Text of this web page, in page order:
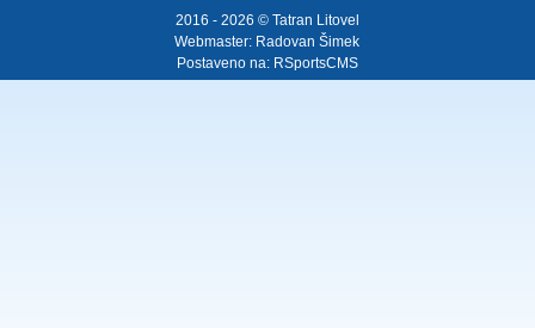
2016 - 2026 © Tatran Litovel
Webmaster: Radovan Šimek
Postaveno na: RSportsCMS